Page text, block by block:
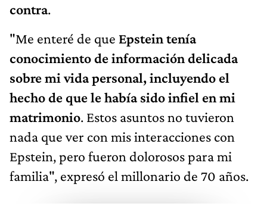
contra.
"Me enteré de que Epstein tenía
conocimiento de información delicada
sobre mi vida personal, incluyendo el
hecho de que le había sido infiel en mi
matrimonio. Estos asuntos no tuvieron
nada que ver con mis interacciones con
Epstein, pero fueron dolorosos para mi
familia", expresó el millonario de 70 años.